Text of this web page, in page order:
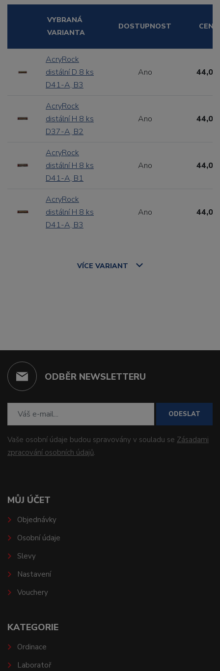
VYBRANÁ
VARIANTA
DOSTUPNOST CENA
AcryRock
distální D 8 ks
D41-A, B3
Ano 44,00
AcryRock
distální H 8 ks
D37-A, B2
Ano 44,00
AcryRock
distální H 8 ks
D41-A, B1
Ano 44,00
AcryRock
distální H 8 ks
D41-A, B3
Ano 44,00
VÍCE VARIANT
ODBĚR NEWSLETTERU
ODESLAT
Vaše osobní údaje budou spravovány v souladu se Zásadami
zpracování osobních údajů.
MŮJ ÚČET
Objednávky
Osobní údaje
Slevy
Nastavení
Vouchery
KATEGORIE
Ordinace
Laboratoř